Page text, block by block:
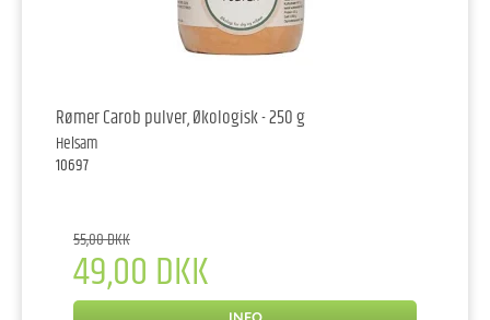
Rømer Carob pulver, Økologisk - 250 g
Helsam
10697
55,00 DKK
49,00 DKK